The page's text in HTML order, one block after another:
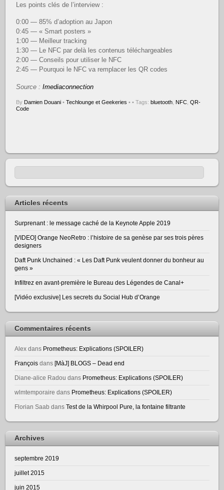
Les points clés de l’interview :
0:00 — 85% d’adoption au Japon
0:45 — « Smart posters »
1:00 — Meilleur tracking
1:30 — Le NFC par delà les contenus téléchargeables
2:00 — Conseils pour utiliser le NFC
2:45 — Pourquoi le NFC va remplacer les QR codes
Source :Imediaconnection
By Damien Douani • Techlounge et Geekeries • • Tags: bluetooth NFC ,QR-
Code
Articles récents
Surprenant : le message caché de la Keynote Apple 2019
[VIDEO] Orange NeoRetro : l’histoire de sa genèse par ses trois pères
designers
Daft Punk Unchained : « Les Daft Punk veulent donner du bonheur au
gens »
Infiltrez en avant-première le Bureau des Légendes de Canal+
[Vidéo exclusive] Les secrets du Social Hub d’Orange
Commentaires récents
Alex dans Prometheus: Explications (SPOILER)
François dans[MàJ] BLOGS – Dead end
Diane-alice Radou dans Prometheus: Explications (SPOILER)
wlmtemporaire dans Prometheus: Explications (SPOILER)
Florian Saab dansTest de la Whirpool Pure, la fontaine filtrante
Archives
septembre 2019
juillet 2015
juin 2015